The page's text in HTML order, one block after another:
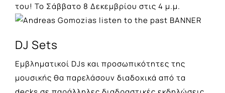
του! Το Σάββατο 8 Δεκεμβρίου στις 4 μ.μ.
DJ Sets
Εμβληματικοί DJs και προσωπικότητες της
μουσικής θα παρελάσουν διαδοχικά από τα